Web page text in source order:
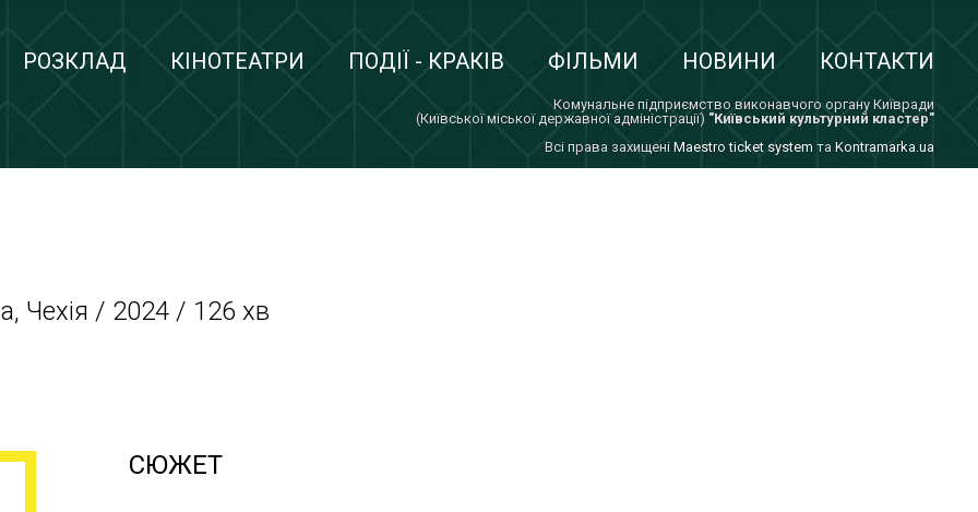
РОЗКЛАД КІНОТЕАТРИ ПОДІЇ - КРАКІВ ФІЛЬМИ НОВИНИ КОНТАКТИ
Комунальне підприємство виконавчого органу Київради
(Київської міської державної адміністрації) "Київський культурний кластер"
Всi права захищенi Maestro ticket system та Kontramarka.ua
Чехія / 2024 / 126 хв
СЮЖЕТ